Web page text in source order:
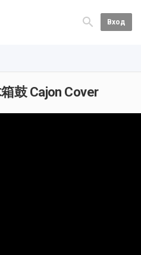
Вход
鼓 Cajon Cover